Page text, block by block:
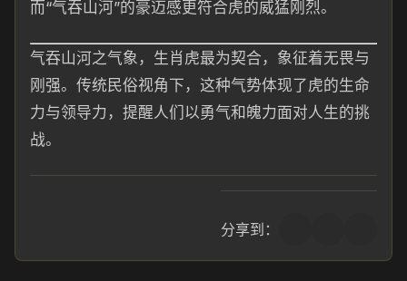
而“气吞山河”的豪迈感更符合虎的威猛刚烈。
气吞山河之气象，生肖虎最为契合，象征着无畏与
刚强。传统民俗视角下，这种气势体现了虎的生命
力与领导力，提醒人们以勇气和魄力面对人生的挑
战。
分享到：